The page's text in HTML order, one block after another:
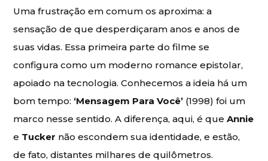
Uma frustração em comum os aproxima: a
sensação de que desperdiçaram anos e anos de
suas vidas. Essa primeira parte do filme se
configura como um moderno romance epistolar,
apoiado na tecnologia. Conhecemos a ideia há um
bom tempo: ‘Mensagem Para Você’ (1998) foi um
marco nesse sentido. A diferença, aqui, é queAnnie
e Tucker não escondem sua identidade, e estão,
de fato, distantes milhares de quilômetros.